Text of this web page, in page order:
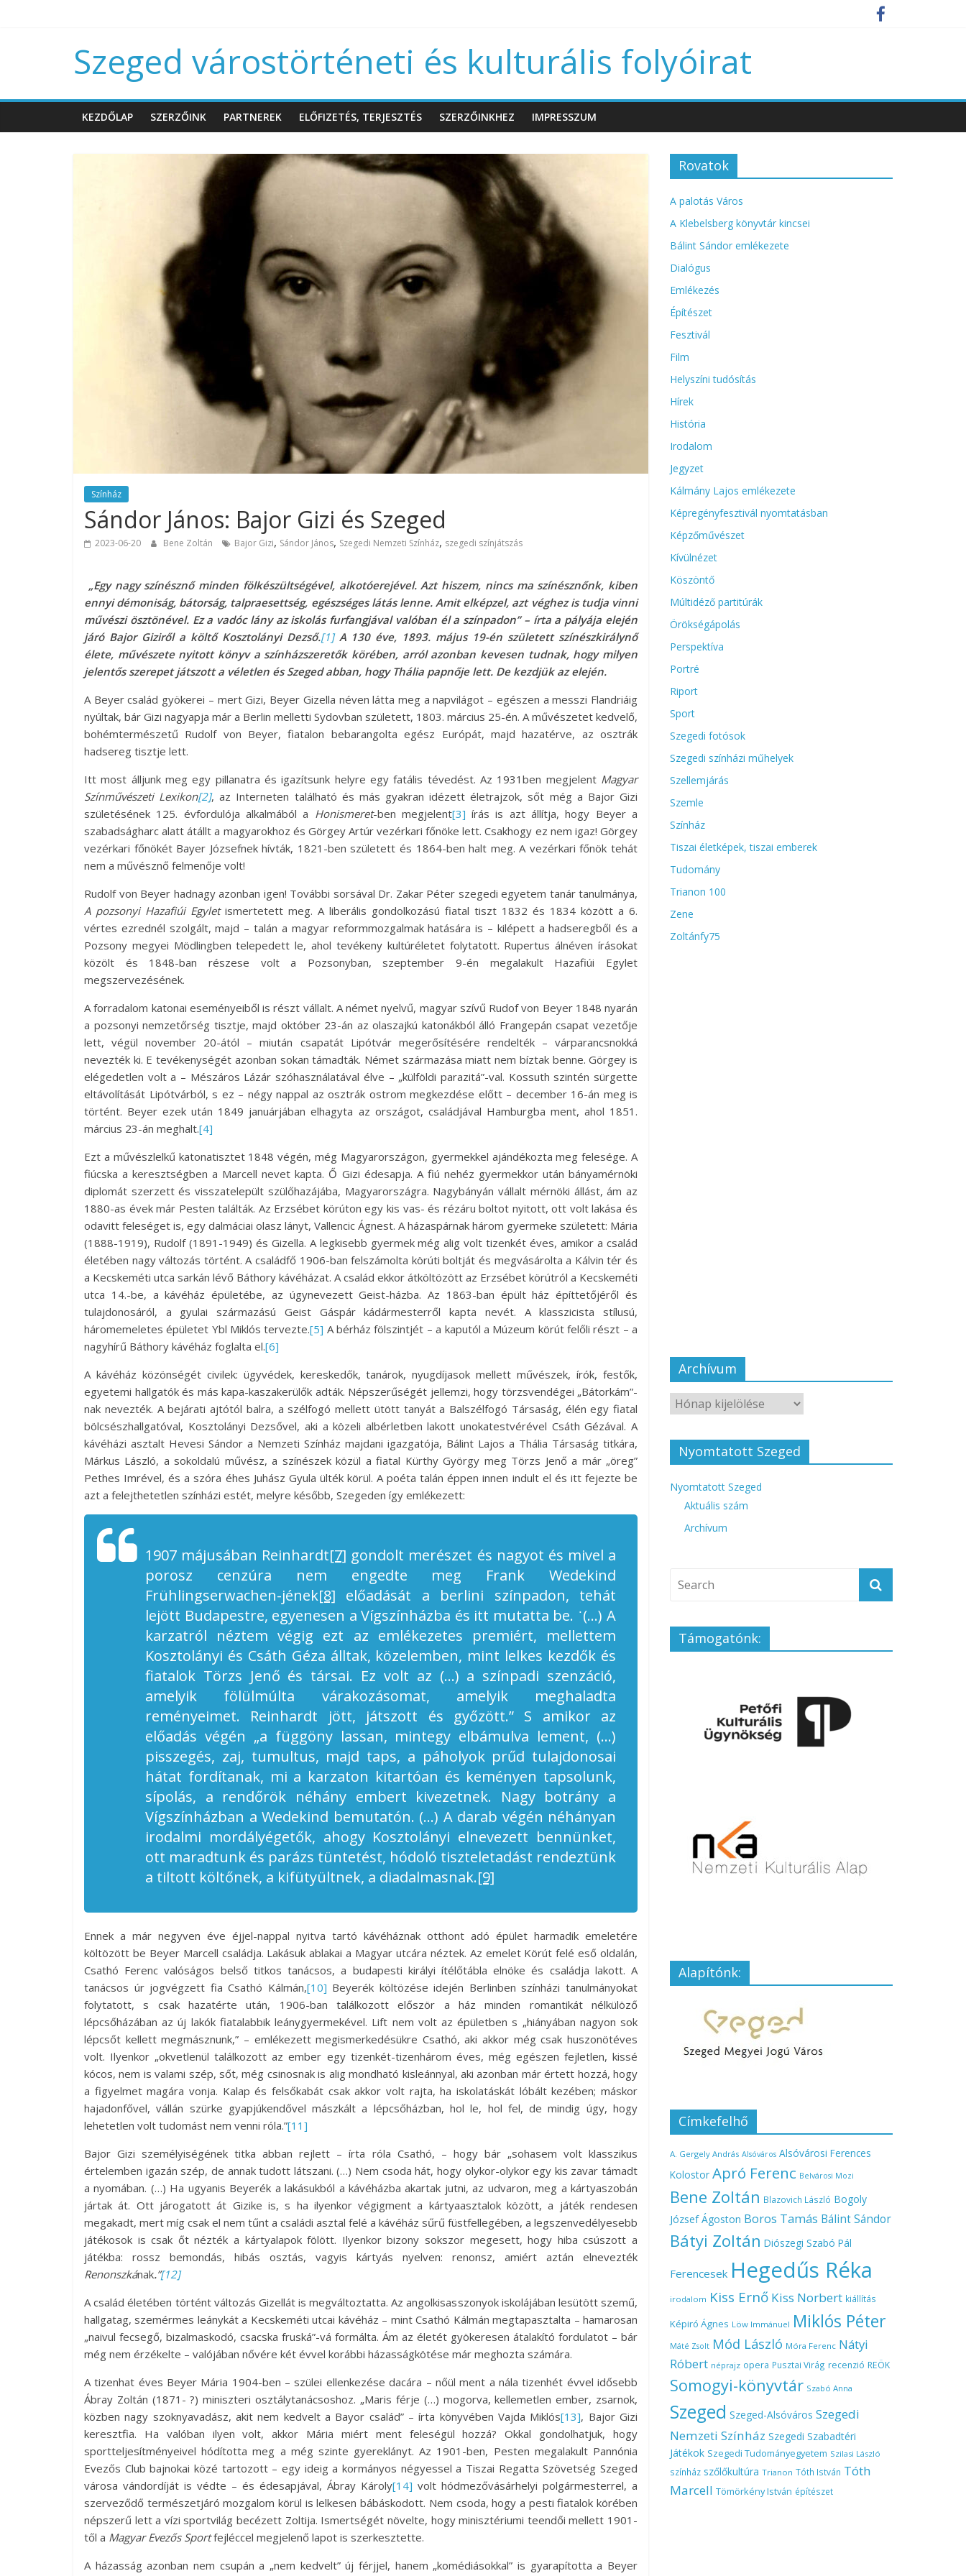
Szeged várostörténeti és kulturális folyóirat
KEZDŐLAP SZERZŐINK PARTNEREK ELŐFIZETÉS, TERJESZTÉS SZERZŐINKHEZ IMPRESSZUM
Színház
Sándor János: Bajor Gizi és Szeged
2023-06-20 Bene Zoltán Bajor Gizi, Sándor János, Szegedi Nemzeti Színház, szegedi színjátszás
„Egy nagy színésznő minden fölkészültségével, alkotóerejével. Azt hiszem, nincs ma színésznőnk, kiben
ennyi démoniság, bátorság, talpraesettség, egészséges látás lenne. Amit elképzel, azt véghez is tudja vinni
művészi ösztönével. Ez a vadóc lány az iskolás furfangjával valóban él a színpadon” – írta a pályája elején
járó Bajor Giziről a költő Kosztolányi Dezső.[1]A 130 éve, 1893. május 19-én született színészkirálynő
élete, művészete nyitott könyv a színházszeretők körében, arról azonban kevesen tudnak, hogy milyen
jelentős szerepet játszott a véletlen és Szeged abban, hogy Thália papnője lett. De kezdjük az elején.
A Beyer család gyökerei – mert Gizi, Beyer Gizella néven látta meg a napvilágot – egészen a messzi Flandriáig
nyúltak, bár Gizi nagyapja már a Berlin melletti Sydovban született, 1803. március 25-én. A művészetet kedvelő,
bohémtermészetű Rudolf von Beyer, fiatalon bebarangolta egész Európát, majd hazatérve, az osztrák
hadsereg tisztje lett.
Itt most álljunk meg egy pillanatra és igazítsunk helyre egy fatális tévedést. Az 1931ben megjelent Magyar
Színművészeti Lexikon[2], az Interneten található és más gyakran idézett életrajzok, sőt még a Bajor Gizi
születésének 125. évfordulója alkalmából a Honismeret-ben megjelent[3] írás is azt állítja, hogy Beyer a
szabadságharc alatt átállt a magyarokhoz és Görgey Artúr vezérkari főnöke lett. Csakhogy ez nem igaz! Görgey
vezérkari főnökét Bayer Józsefnek hívták, 1821-ben született és 1864-ben halt meg. A vezérkari főnök tehát
nem a művésznő felmenője volt!
Rudolf von Beyer hadnagy azonban igen! További sorsával Dr. Zakar Péter szegedi egyetem tanár tanulmánya,
A pozsonyi Hazafiúi Egylet ismertetett meg. A liberális gondolkozású fiatal tiszt 1832 és 1834 között a 6.
vértes ezrednél szolgált, majd – talán a magyar reformmozgalmak hatására is – kilépett a hadseregből és a
Pozsony megyei Mödlingben telepedett le, ahol tevékeny kultúréletet folytatott. Rupertus álnéven írásokat
közölt és 1848-ban részese volt a Pozsonyban, szeptember 9-én megalakult Hazafiúi Egylet
megszervezésének.
A forradalom katonai eseményeiből is részt vállalt. A német nyelvű, magyar szívű Rudof von Beyer 1848 nyarán
a pozsonyi nemzetőrség tisztje, majd október 23-án az olaszajkú katonákból álló Frangepán csapat vezetője
lett, végül november 20-ától – miután csapatát Lipótvár megerősítésére rendelték – várparancsnokká
nevezték ki. E tevékenységét azonban sokan támadták. Német származása miatt nem bíztak benne. Görgey is
elégedetlen volt a – Mészáros Lázár szóhasználatával élve – „külföldi parazitá”-val. Kossuth szintén sürgette
eltávolítását Lipótvárból, s ez – négy nappal az osztrák ostrom megkezdése előtt – december 16-án meg is
történt. Beyer ezek után 1849 januárjában elhagyta az országot, családjával Hamburgba ment, ahol 1851.
március 23-án meghalt.[4]
Ezt a művészlelkű katonatisztet 1848 végén, még Magyarországon, gyermekkel ajándékozta meg felesége. A
fiúcska a keresztségben a Marcell nevet kapta. Ő Gizi édesapja. A fiú nehéz gyermekkor után bányamérnöki
diplomát szerzett és visszatelepült szülőhazájába, Magyarországra. Nagybányán vállalt mérnöki állást, ám az
1880-as évek már Pesten találták. Az Erzsébet körúton egy kis vas- és rézáru boltot nyitott, ott volt lakása és
odavitt feleséget is, egy dalmáciai olasz lányt, Vallencic Ágnest. A házaspárnak három gyermeke született: Mária
(1888-1919), Rudolf (1891-1949) és Gizella. A legkisebb gyermek még alig volt tizenkét éves, amikor a család
életében nagy változás történt. A családfő 1906-ban felszámolta körúti boltját és megvásárolta a Kálvin tér és
a Kecskeméti utca sarkán lévő Báthory kávéházat. A család ekkor átköltözött az Erzsébet körútról a Kecskeméti
utca 14.-be, a kávéház épületébe, az úgynevezett Geist-házba. Az 1863-ban épült ház építtetőjéről és
tulajdonosáról, a gyulai származású Geist Gáspár kádármesterről kapta nevét. A klasszicista stílusú,
háromemeletes épületet Ybl Miklós tervezte.[5] A bérház fölszintjét – a kaputól a Múzeum körút felőli részt – a
nagyhírű Báthory kávéház foglalta el.[6]
A kávéház közönségét civilek: ügyvédek, kereskedők, tanárok, nyugdíjasok mellett művészek, írók, festők,
egyetemi hallgatók és más kapa-kaszakerülők adták. Népszerűségét jellemzi, hogy törzsvendégei „Bátorkám”-
nak nevezték. A bejárati ajtótól balra, a szélfogó mellett ütött tanyát a Balszélfogó Társaság, élén egy fiatal
bölcsészhallgatóval, Kosztolányi Dezsővel, aki a közeli albérletben lakott unokatestvérével Csáth Gézával. A
kávéházi asztalt Hevesi Sándor a Nemzeti Színház majdani igazgatója, Bálint Lajos a Thália Társaság titkára,
Márkus László, a sokoldalú művész, a színészek közül a fiatal Kürthy György meg Törzs Jenő a már „öreg”
Pethes Imrével, és a szóra éhes Juhász Gyula ülték körül. A poéta talán éppen innen indult el és itt fejezte be
azt a felejthetetlen színházi estét, melyre később, Szegeden így emlékezett:
1907 májusában Reinhardt[7] gondolt merészet és nagyot és mivel a
porosz cenzúra nem engedte meg Frank Wedekind
Frühlingserwachen-jének[8] előadását a berlini színpadon, tehát
lejött Budapestre, egyenesen a Vígszínházba és itt mutatta be. ˙(…) A
karzatról néztem végig ezt az emlékezetes premiért, mellettem
Kosztolányi és Csáth Géza álltak, közelemben, mint lelkes kezdők és
fiatalok Törzs Jenő és társai. Ez volt az (…) a színpadi szenzáció,
amelyik fölülmúlta várakozásomat, amelyik meghaladta
reményeimet. Reinhardt jött, játszott és győzött.” S amikor az
előadás végén „a függöny lassan, mintegy elbámulva lement, (…)
pisszegés, zaj, tumultus, majd taps, a páholyok prűd tulajdonosai
hátat fordítanak, mi a karzaton kitartóan és keményen tapsolunk,
sípolás, a rendőrök néhány embert kivezetnek. Nagy botrány a
Vígszínházban a Wedekind bemutatón. (…) A darab végén néhányan
irodalmi mordályégetők, ahogy Kosztolányi elnevezett bennünket,
ott maradtunk és parázs tüntetést, hódoló tiszteletadást rendeztünk
a tiltott költőnek, a kifütyültnek, a diadalmasnak.[9]
Ennek a már negyven éve éjjel-nappal nyitva tartó kávéháznak otthont adó épület harmadik emeletére
költözött be Beyer Marcell családja. Lakásuk ablakai a Magyar utcára néztek. Az emelet Körút felé eső oldalán,
Csathó Ferenc valóságos belső titkos tanácsos, a budapesti királyi ítélőtábla elnöke és családja lakott. A
tanácsos úr jogvégzett fia Csathó Kálmán,[10] Beyerék költözése idején Berlinben színházi tanulmányokat
folytatott, s csak hazatérte után, 1906-ban találkozott először a ház minden romantikát nélkülöző
lépcsőházában az új lakók fiatalabbik leánygyermekével. Lift nem volt az épületben s „hiányában nagyon sok
lépcsőt kellett megmásznunk,” – emlékezett megismerkedésükre Csathó, aki akkor még csak huszonötéves
volt. Ilyenkor „okvetlenül találkozott az ember egy tizenkét-tizenhárom éves, még egészen fejletlen, kissé
kócos, nem is valami szép, sőt, még csinosnak is alig mondható kisleánnyal, aki azonban már értett hozzá, hogy
a figyelmet magára vonja. Kalap és felsőkabát csak akkor volt rajta, ha iskolatáskát lóbált kezében; máskor
hajadonfővel, vállán szürke gyapjúkendővel mászkált a lépcsőházban, hol le, hol fel, de mindig úgy, hogy
lehetetlen volt tudomást nem venni róla.”[11]
Bajor Gizi személyiségének titka abban rejlett – írta róla Csathó, – hogy bár „sohasem volt klasszikus
értelemben igazán szép, de annak tudott látszani. (…) Nem csoda hát, hogy olykor-olykor egy kis zavar támadt
a nyomában. (…) Ha ugyanis Beyerék a lakásukból a kávéházba akartak jutni, az udvaron, meg a kártyaszobán
jártak át. Ott járogatott át Gizike is, s ha ilyenkor végigment a kártyaasztalok között, a játék rendesen
megakadt, mert míg csak el nem tűnt a családi asztal felé a kávéház sűrű füstfellegében, a legszenvedélyesebb
játékosok is csak őt nézték a kártyalapok fölött. Ilyenkor bizony sokszor megesett, hogy hiba csúszott a
játékba: rossz bemondás, hibás osztás, vagyis kártyás nyelven: renonsz, amiért aztán elnevezték
Renonszkának.”[12]
A család életében történt változás Gizellát is megváltoztatta. Az angolkisasszonyok iskolájában lesütött szemű,
hallgatag, szemérmes leánykát a Kecskeméti utcai kávéház – mint Csathó Kálmán megtapasztalta – hamarosan
„naivul fecsegő, bizalmaskodó, csacska fruská”-vá formálta. Ám az életét gyökeresen átalakító fordulatot – bár
még nem érzékelte – valójában nővére két évvel korábbi házasságkötése már meghozta számára.
A tizenhat éves Beyer Mária 1904-ben – szülei ellenkezése dacára – nőül ment a nála tizenhét évvel idősebb
Ábray Zoltán (1871- ?) miniszteri osztálytanácsoshoz. „Maris férje (…) mogorva, kellemetlen ember, zsarnok,
közben nagy szoknyavadász, akit nem kedvelt a Bayor család” – írta könyvében Vajda Miklós[13], Bajor Gizi
keresztfia. Ha valóban ilyen volt, akkor Mária miért ment feleségül hozzá? Okkal gondolhatjuk, hogy
sportteljesítményeivel hódította meg a még szinte gyereklányt. Az 1901-ben, Pesten megalakult Pannónia
Evezős Club bajnokai közé tartozott – egy ideig a kormányos négyessel a Tiszai Regatta Szövetség Szeged
városa vándordíját is védte – és édesapjával, Ábray Károly[14] volt hódmezővásárhelyi polgármesterrel, a
szerveződő természetjáró mozgalom körül is lelkesen bábáskodott. Nem csoda, hogy a pesti fiatalok körében
népszerű lett a vízi sportvilág becézett Zoltija. Ismertségét növelte, hogy minisztériumi teendői mellett 1901-
től a Magyar Evezős Sportfejléccel megjelenő lapot is szerkesztette.
A házasság azonban nem csupán a „nem kedvelt” új férjjel, hanem „komédiásokkal” is gyarapította a Beyer
Rovatok
A palotás Város
A Klebelsberg könyvtár kincsei
Bálint Sándor emlékezete
Dialógus
Emlékezés
Építészet
Fesztivál
Film
Helyszíni tudósítás
Hírek
História
Irodalom
Jegyzet
Kálmány Lajos emlékezete
Képregényfesztivál nyomtatásban
Képzőművészet
Kívülnézet
Köszöntő
Múltidéző partitúrák
Örökségápolás
Perspektíva
Portré
Riport
Sport
Szegedi fotósok
Szegedi színházi műhelyek
Szellemjárás
Szemle
Színház
Tiszai életképek, tiszai emberek
Tudomány
Trianon 100
Zene
Zoltánfy75
Archívum
Nyomtatott Szeged
Nyomtatott Szeged
Aktuális szám
Archívum
Támogatónk:
Alapítónk:
Címkefelhő
A. Gergely András Alsóváros Alsóvárosi Ferences
Kolostor Apró Ferenc Belvárosi Mozi
Bene Zoltán Blazovich László Bogoly
József Ágoston Boros Tamás Bálint Sándor
Bátyi Zoltán Diószegi Szabó Pál
Ferencesek Hegedűs Réka
irodalom Kiss Ernő Kiss Norbert kiállítás
Képiró Ágnes Löw Immánuel Miklós Péter
Máté Zsolt Mód László Móra Ferenc Nátyi
Róbert néprajz opera Pusztai Virág recenzió REÖK
Somogyi-könyvtár Szabó Anna
Szeged Szeged-Alsóváros Szegedi
Nemzeti Színház Szegedi Szabadtéri
Játékok Szegedi Tudományegyetem Szilasi László
színház szőlőkultúra Trianon Tóth István Tóth
Marcell Tömörkény István építészet